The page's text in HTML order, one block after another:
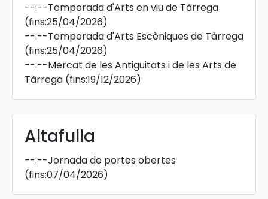
--:--Temporada d'Arts en viu de Tàrrega
(fins:25/04/2026)
--:--Temporada d'Arts Escèniques de Tàrrega
(fins:25/04/2026)
--:--Mercat de les Antiguitats i de les Arts de
Tàrrega (fins:19/12/2026)
Altafulla
--:--Jornada de portes obertes
(fins:07/04/2026)